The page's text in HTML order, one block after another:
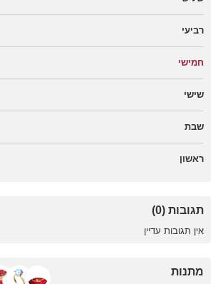
רביעי
חמישי
שישי
שבת
ראשון
תגובות (0)
אין תגובות עדיין
מתנות